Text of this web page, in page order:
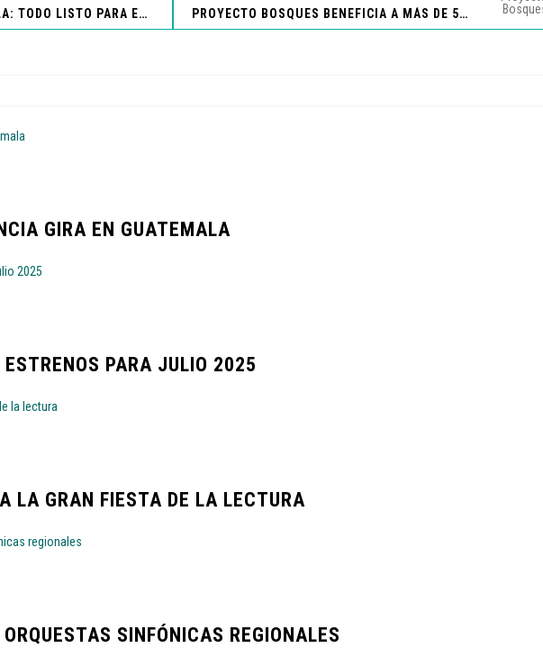
VUELTA A GUATEMALA: TODO LISTO PARA EL BANDERAZO DE SALIDA
PROYECTO BOSQUES BENEFICIA A MÁS DE 500 PERSONAS
GIRA EN GUATEMALA
PARA JULIO 2025
LA GRAN FIESTA DE LA LECTURA
SINFÓNICAS REGIONALES